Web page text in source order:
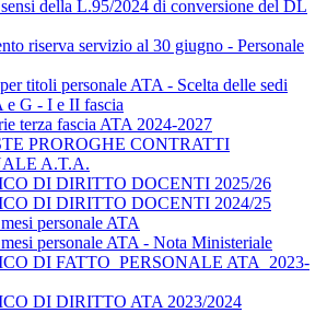
della L.95/2024 di conversione del DL
riserva servizio al 30 giugno - Personale
titoli personale ATA - Scelta delle sedi
e G - I e II fascia
terza fascia ATA 2024-2027
PROROGHE CONTRATTI
A.T.A.
DI DIRITTO DOCENTI 2025/26
DI DIRITTO DOCENTI 2024/25
personale ATA
personale ATA - Nota Ministeriale
DI FATTO_PERSONALE ATA_2023-
DI DIRITTO ATA 2023/2024